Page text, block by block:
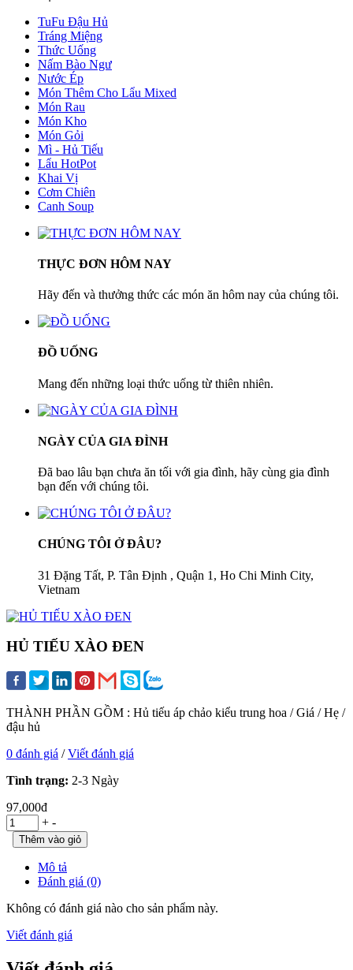
TuFu Đậu Hủ
Tráng Miệng
Thức Uống
Nấm Bào Ngư
Nước Ép
Món Thêm Cho Lẩu Mixed
Món Rau
Món Kho
Món Gỏi
Mì - Hủ Tiếu
Lẩu HotPot
Khai Vị
Cơm Chiên
Canh Soup
THỰC ĐƠN HÔM NAY
Hãy đến và thưởng thức các món ăn hôm nay của chúng tôi.
ĐỒ UỐNG
Mang đến những loại thức uống từ thiên nhiên.
NGÀY CỦA GIA ĐÌNH
Đã bao lâu bạn chưa ăn tối với gia đình, hãy cùng gia đình
bạn đến với chúng tôi.
CHÚNG TÔI Ở ĐÂU?
31 Đặng Tất, P. Tân Định , Quận 1, Ho Chi Minh City,
Vietnam
HỦ TIẾU XÀO ĐEN
THÀNH PHẦN GỒM : Hủ tiếu áp chảo kiểu trung hoa / Giá / Hẹ /
đậu hủ
0 đánh giá /Viết đánh giá
Tình trạng: 2-3 Ngày
97,000đ
+ -
Mô tả
Đánh giá (0)
Không có đánh giá nào cho sản phẩm này.
Viết đánh giá